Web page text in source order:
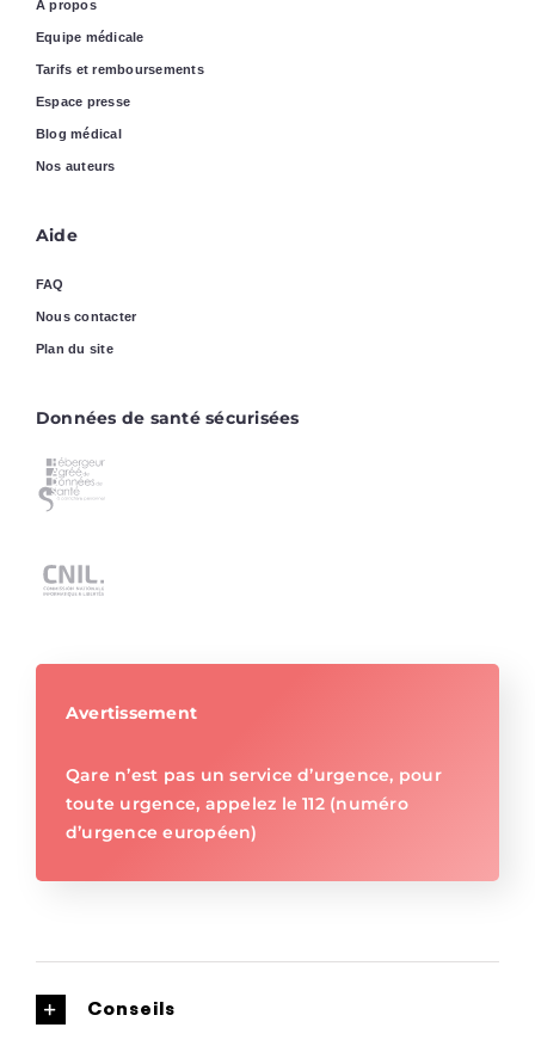
A propos
Equipe médicale
Tarifs et remboursements
Espace presse
Blog médical
Nos auteurs
Aide
FAQ
Nous contacter
Plan du site
Données de santé sécurisées
Avertissement
Qare n’est pas un service d’urgence, pour
toute urgence, appelez le 112 (numéro
d’urgence européen)
Conseils